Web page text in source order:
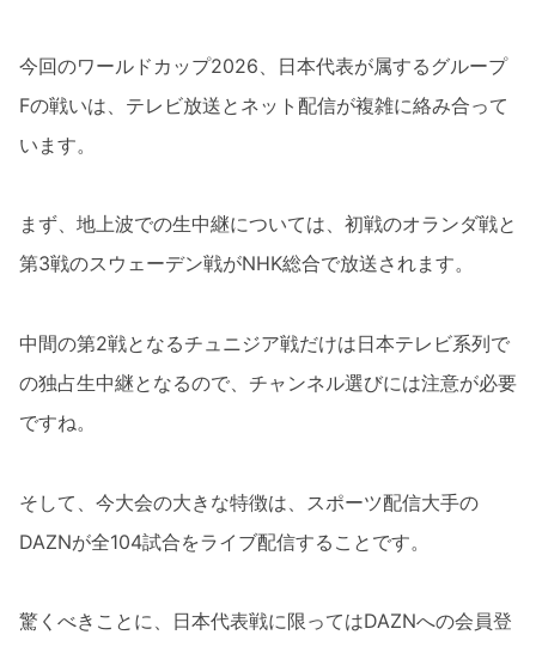
今回のワールドカップ2026、日本代表が属するグループ
Fの戦いは、テレビ放送とネット配信が複雑に絡み合って
います。
まず、地上波での生中継については、初戦のオランダ戦と
第3戦のスウェーデン戦がNHK総合で放送されます。
中間の第2戦となるチュニジア戦だけは日本テレビ系列で
の独占生中継となるので、チャンネル選びには注意が必要
ですね。
そして、今大会の大きな特徴は、スポーツ配信大手の
DAZNが全104試合をライブ配信することです。
驚くべきことに、日本代表戦に限ってはDAZNへの会員登